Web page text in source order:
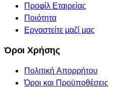
Προφίλ Εταιρείας
Ποιότητα
Εργαστείτε μαζί μας
Όροι Χρήσης
Πολιτική Απορρήτου
Όροι και Προϋποθέσεις